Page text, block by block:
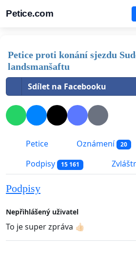
Petice.com
Petice proti konání sjezdu
landsmanšaftu
Sdílet na Facebooku
Petice Oznámení 20
Podpisy 15 161
Podpisy
Nepřihlášený uživatel
To je super zpráva 👍🏻